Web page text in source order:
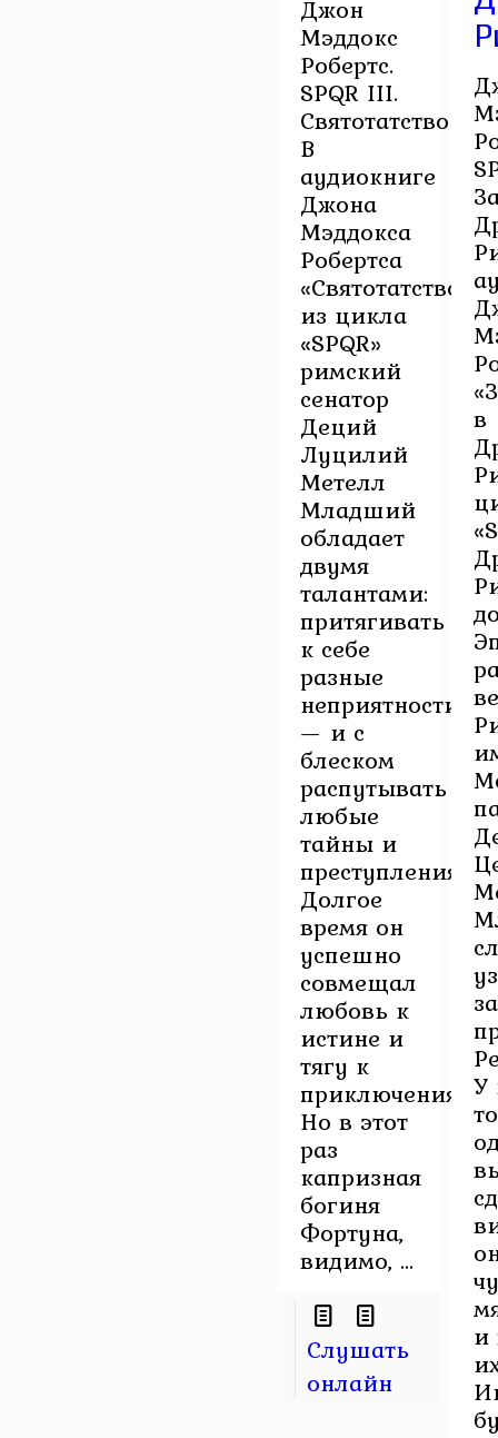
Джон
Мэддокс
Робертс.
SPQR III.
Святотатство
В
аудиокниге
Джона
Мэддокса
Робертса
«Святотатство»
из цикла
«SPQR»
римский
сенатор
Деций
Луцилий
Метелл
Младший
обладает
двумя
талантами:
притягивать
к себе
разные
неприятности
— и с
блеском
распутывать
любые
тайны и
преступления.
Долгое
время он
успешно
совмещал
любовь к
истине и
тягу к
приключениям.
Но в этот
раз
капризная
богиня
Фортуна,
видимо, ...
Слушать
онлайн
в
У
и